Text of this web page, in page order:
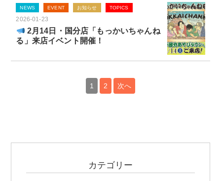
NEWS EVENT お知らせ TOPICS
2026-01-23
2月14日・国分店「もっかいちゃんね
る」来店イベント開催！
1 2 次へ
カテゴリー